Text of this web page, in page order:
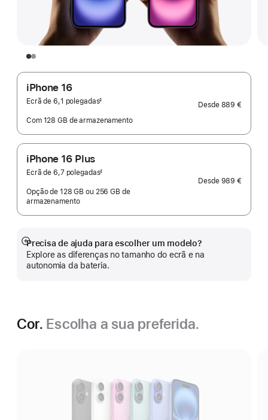
iPhone 16
Ecrã de 6,1 polegadas
de
2
Com 128 GB de armazenamento
Desde 889 €
iPhone 16 Plus
Ecrã de 6,7 polegadas
de
rodapé
2
Opção de 128 GB ou 256 GB de
armazenamento
Desde 989 €
Precisa de ajuda para escolher um modelo?
Explore as diferenças no tamanho do ecrã e na
autonomia da bateria.
Veja
mais
Cor. Escolha a sua preferida.